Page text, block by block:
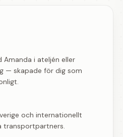
Amanda i ateljén eller
— skapade för dig som
och internationellt
transportpartners.